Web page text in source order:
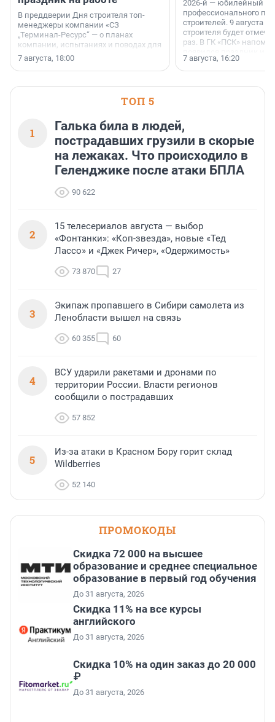
В преддверии Дня строителя топ-
менеджеры компании «СЗ
„Терминал-Ресурс“ — о планах
компании, испытаниях и поводах для
осторожного оптимизма.
7 августа, 18:00
2026-й — юбилейный
профессионального
строителей. 9 августа
строителя будет
раз. В ГК «ПСК»
поменялась роль
7 августа, 16:20
ТОП 5
1
Галька била в людей,
пострадавших грузили в скорые
на лежаках. Что происходило в
Геленджике после атаки БПЛА
90 622
2
15 телесериалов августа — выбор
«Фонтанки»: «Коп-звезда», новые «Тед
Лассо» и «Джек Ричер», «Одержимость»
73 870 27
3
Экипаж пропавшего в Сибири самолета из
Ленобласти вышел на связь
60 355 60
4
ВСУ ударили ракетами и дронами по
территории России. Власти регионов
сообщили о пострадавших
57 852
5
Из-за атаки в Красном Бору горит склад
Wildberries
52 140
ПРОМОКОДЫ
Скидка 72 000 на высшее
образование и среднее специальное
образование в первый год обучения
До 31 августа, 2026
Скидка 11% на все курсы
английского
До 31 августа, 2026
Скидка 10% на один заказ до 20 000
₽
До 31 августа, 2026